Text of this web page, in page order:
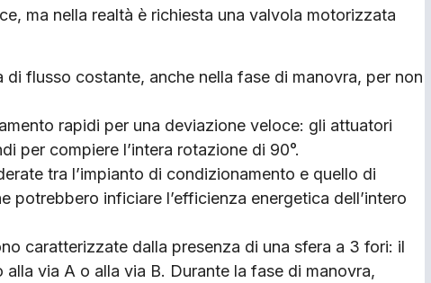
ma nella realtà è richiesta una valvola motorizzata
flusso costante, anche nella fase di manovra, per non
rapidi per una deviazione veloce: gli attuatori
per compiere l’intera rotazione di 90°.
tra l’impianto di condizionamento e quello di
potrebbero inficiare l’efficienza energetica dell’intero
caratterizzate dalla presenza di una sfera a 3 fori: il
via A o alla via B. Durante la fase di manovra,